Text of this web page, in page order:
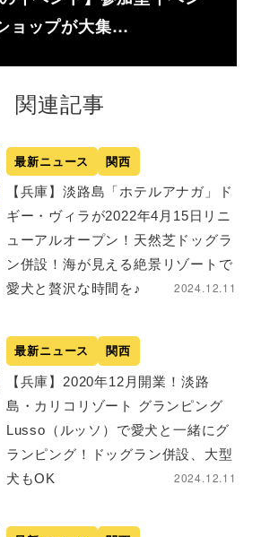
ョップが大集…
関連記事
最新ニュース 関西
【兵庫】淡路島「ホテルアナガ」ド
ギー・ヴィラが2022年4月15日リニ
ューアルオープン！天然芝ドッグラ
ン併設！海が見える絶景リゾートで
愛犬と贅沢な時間を♪
2024.12.11
最新ニュース 関西
【兵庫】2020年12月開業！淡路
島・カリコリゾート グランピング
Lusso（ルッソ）で愛犬と一緒にグ
ランピング！ドッグラン併設、大型
犬もOK
2024.12.11